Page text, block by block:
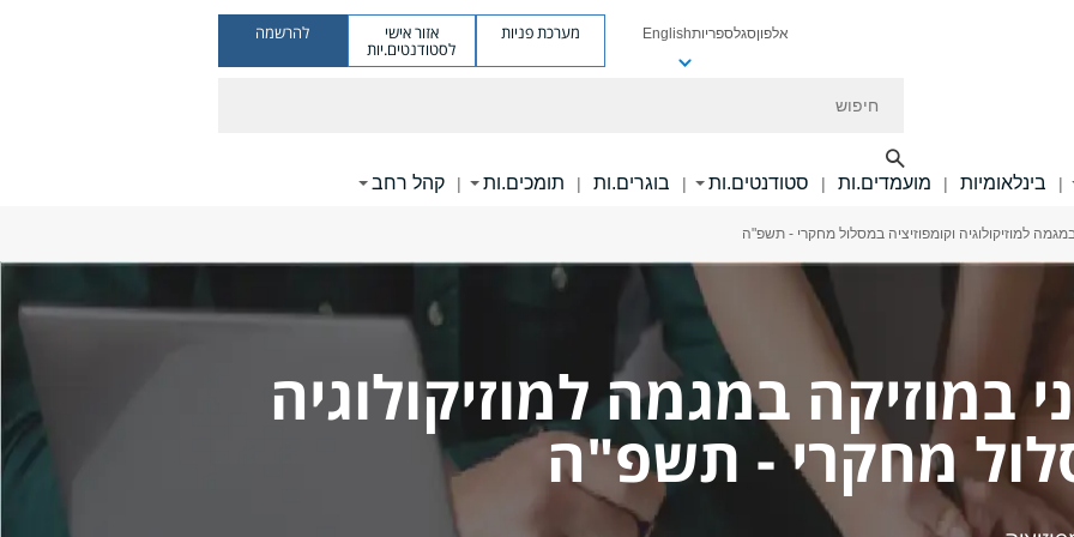
אלפוןסגלספריותEnglish מערכת פניות אזור אישי
לסטודנטים.יות
להרשמה
| בינלאומיות | מועמדים.ות | סטודנטים.ות | בוגרים.ות | תומכים.ות | קהל רחב
למוזיקולוגיה וקומפוזיציה במסלול מחקרי - תשפ"ה
במוזיקה במגמה למוזיקולוגיה
מחקרי - תשפ"ה